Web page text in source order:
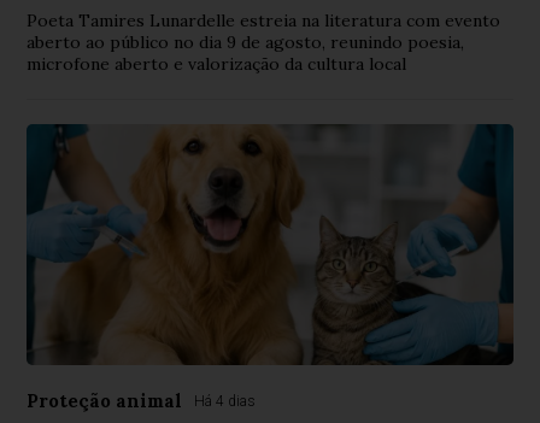
Poeta Tamires Lunardelle estreia na literatura com evento
aberto ao público no dia 9 de agosto, reunindo poesia,
microfone aberto e valorização da cultura local
Proteção animal Há 4 dias